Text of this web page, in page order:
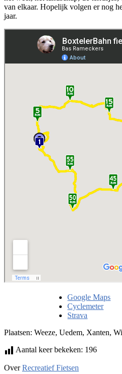
van elkaar. Hopelijk volgen er nog
jaar.
Google Maps
Cyclemeter
Strava
Plaatsen: Weeze, Uedem, Xanten,
Aantal keer bekeken: 196
OverRecreatief Fietsen